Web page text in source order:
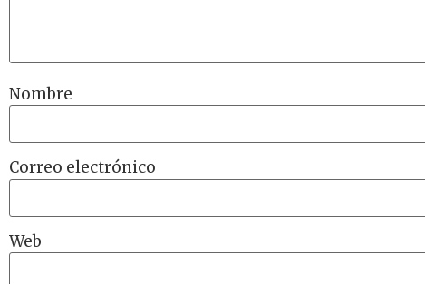
Nombre
Correo electrónico
Web